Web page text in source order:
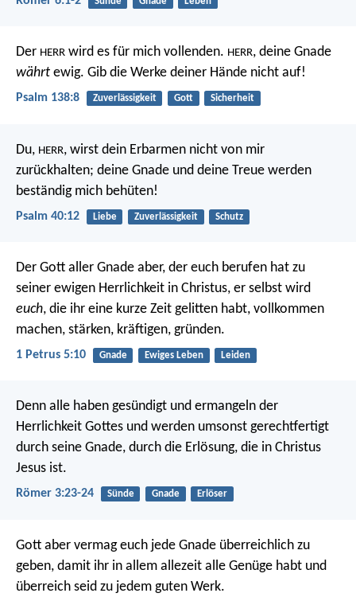
Der HERR wird es für mich vollenden. HERR, deine Gnade
währt ewig. Gib die Werke deiner Hände nicht auf!
Psalm 138:8 Zuverlässigkeit Gott Sicherheit
Du, HERR, wirst dein Erbarmen nicht von mir
zurückhalten; deine Gnade und deine Treue werden
beständig mich behüten!
Psalm 40:12 Liebe Zuverlässigkeit Schutz
Der Gott aller Gnade aber, der euch berufen hat zu
seiner ewigen Herrlichkeit in Christus, er selbst wird
euch, die ihr eine kurze Zeit gelitten habt, vollkommen
machen, stärken, kräftigen, gründen.
1 Petrus 5:10 Gnade Ewiges Leben Leiden
Denn alle haben gesündigt und ermangeln der
Herrlichkeit Gottes und werden umsonst gerechtfertigt
durch seine Gnade, durch die Erlösung, die in Christus
Jesus ist.
Römer 3:23-24 Sünde Gnade Erlöser
Gott aber vermag euch jede Gnade überreichlich zu
geben, damit ihr in allem allezeit alle Genüge habt und
überreich seid zu jedem guten Werk.